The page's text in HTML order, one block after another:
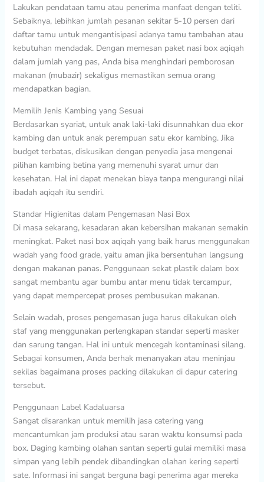
Lakukan pendataan tamu atau penerima manfaat dengan teliti.
Sebaiknya, lebihkan jumlah pesanan sekitar 5-10 persen dari
daftar tamu untuk mengantisipasi adanya tamu tambahan atau
kebutuhan mendadak. Dengan memesan paket nasi box aqiqah
dalam jumlah yang pas, Anda bisa menghindari pemborosan
makanan (mubazir) sekaligus memastikan semua orang
mendapatkan bagian.
Memilih Jenis Kambing yang Sesuai
Berdasarkan syariat, untuk anak laki-laki disunnahkan dua ekor
kambing dan untuk anak perempuan satu ekor kambing. Jika
budget terbatas, diskusikan dengan penyedia jasa mengenai
pilihan kambing betina yang memenuhi syarat umur dan
kesehatan. Hal ini dapat menekan biaya tanpa mengurangi nilai
ibadah aqiqah itu sendiri.
Standar Higienitas dalam Pengemasan Nasi Box
Di masa sekarang, kesadaran akan kebersihan makanan semakin
meningkat. Paket nasi box aqiqah yang baik harus menggunakan
wadah yang food grade, yaitu aman jika bersentuhan langsung
dengan makanan panas. Penggunaan sekat plastik dalam box
sangat membantu agar bumbu antar menu tidak tercampur,
yang dapat mempercepat proses pembusukan makanan.
Selain wadah, proses pengemasan juga harus dilakukan oleh
staf yang menggunakan perlengkapan standar seperti masker
dan sarung tangan. Hal ini untuk mencegah kontaminasi silang.
Sebagai konsumen, Anda berhak menanyakan atau meninjau
sekilas bagaimana proses packing dilakukan di dapur catering
tersebut.
Penggunaan Label Kadaluarsa
Sangat disarankan untuk memilih jasa catering yang
mencantumkan jam produksi atau saran waktu konsumsi pada
box. Daging kambing olahan santan seperti gulai memiliki masa
simpan yang lebih pendek dibandingkan olahan kering seperti
sate. Informasi ini sangat berguna bagi penerima agar mereka